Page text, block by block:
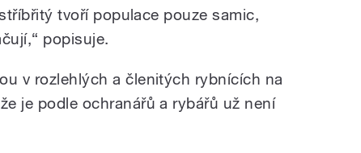
tvoří populace pouze samic,
popisuje.
v rozlehlých a členitých rybnících na
je podle ochranářů a rybářů už není